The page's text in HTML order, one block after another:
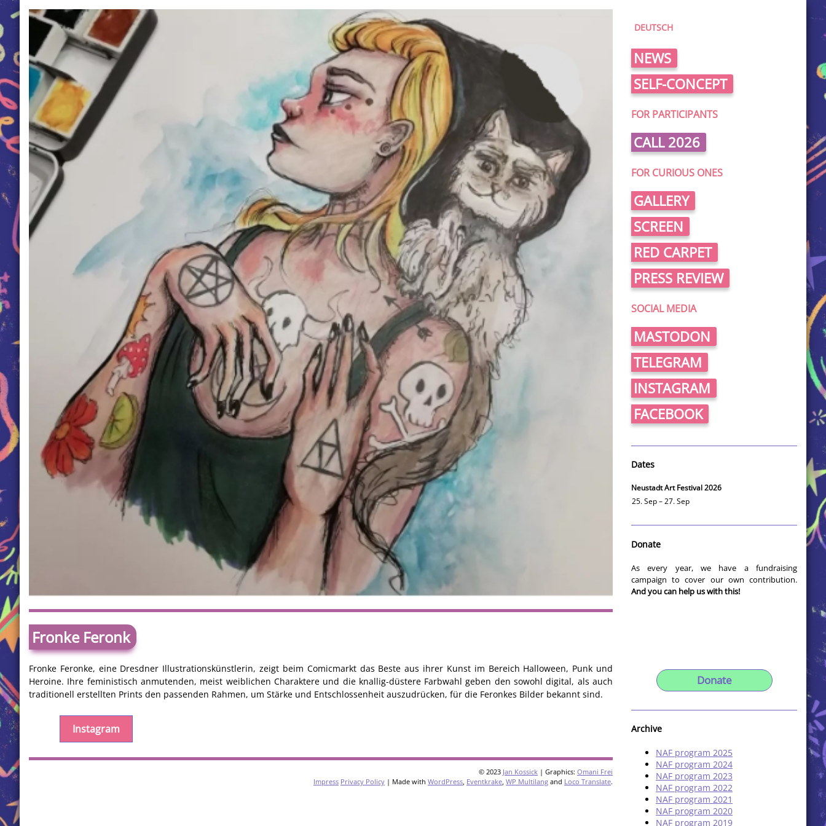
Fronke Feronk
Fronke Feronke, eine Dresdner Illustrationskünstlerin, zeigt beim Comicmarkt das Beste aus ihrer Kunst im Bereich Halloween, Punk und
Heroine. Ihre feministisch anmutenden, meist weiblichen Charaktere und die knallig-düstere Farbwahl geben den sowohl digital, als auch
traditionell erstellten Prints den passenden Rahmen, um Stärke und Entschlossenheit auszudrücken, für die Feronkes Bilder bekannt sind.
Instagram
© 2023 Jan Kossick | Graphics: Omani Frei
Impress Privacy Policy | Made with WordPress, Eventkrake, WP Multilang and Loco Translate.
DEUTSCH
NEWS
SELF-CONCEPT
FOR PARTICIPANTS
CALL 2026
FOR CURIOUS ONES
GALLERY
SCREEN
RED CARPET
PRESS REVIEW
SOCIAL MEDIA
MASTODON
TELEGRAM
INSTAGRAM
FACEBOOK
Dates
Neustadt Art Festival 2026
25. Sep – 27. Sep
Donate
As every year, we have a fundraising
campaign to cover our own contribution.
And you can help us with this!
Donate
Archive
NAF program 2025
NAF program 2024
NAF program 2023
NAF program 2022
NAF program 2021
NAF program 2020
NAF program 2019